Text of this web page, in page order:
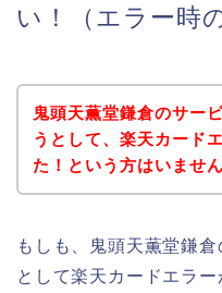
い！（エラー時
鬼頭天薫堂鎌倉のサー
うとして、楽天カード
た！という方はいませ
もしも、鬼頭天薫堂鎌
として楽天カードエラ